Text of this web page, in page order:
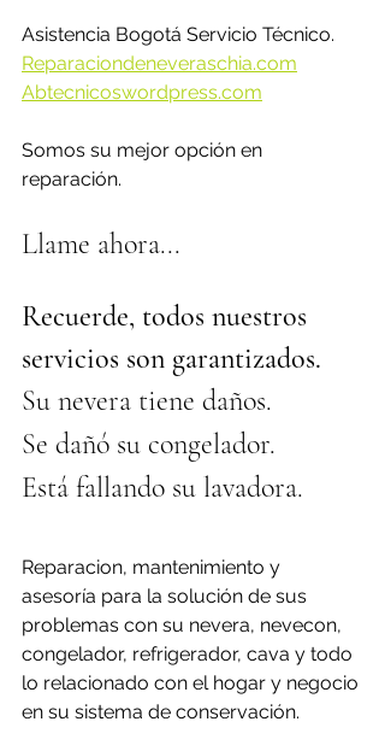
Asistencia Bogotá Servicio Técnico.
Reparaciondeneveraschia.com
Abtecnicoswordpress.com
Somos su mejor opción en
reparación.
Llame ahora...
Recuerde, todos nuestros
servicios son garantizados.
Su nevera tiene daños.
Se dañó su congelador.
Está fallando su lavadora.
Reparacion, mantenimiento y
asesoría para la solución de sus
problemas con su nevera, nevecon,
congelador, refrigerador, cava y todo
lo relacionado con el hogar y negocio
en su sistema de conservación.